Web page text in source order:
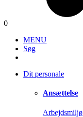
0
MENU
Søg
Dit personale
Ansættelse
Arbejdsmiljø